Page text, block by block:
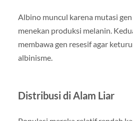
Albino muncul karena mutasi
menekan produksi melanin.
membawa gen resesif agar
albinisme.
Distribusi di Alam Liar